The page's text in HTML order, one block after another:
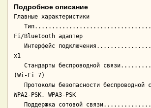
Подробное описание
Главные характеристики
Fi/Bluetooth адаптер
x1
(Wi-Fi 7)
WPA2-PSK, WPA3-PSK